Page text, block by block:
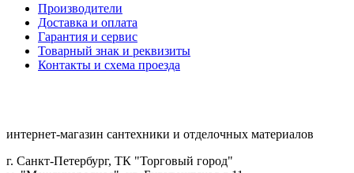
Производители
Доставка и оплата
Гарантия и сервис
Товарный знак и реквизиты
Контакты и схема проезда
интернет-магазин сантехники и отделочных материалов
г. Санкт-Петербург, ТК "Торговый город"